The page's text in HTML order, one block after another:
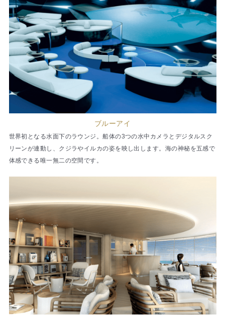
ブルーアイ
世界初となる水面下のラウンジ。船体の3つの水中カメラとデジタルスク
リーンが連動し、クジラやイルカの姿を映し出します。海の神秘を五感で
体感できる唯一無二の空間です。